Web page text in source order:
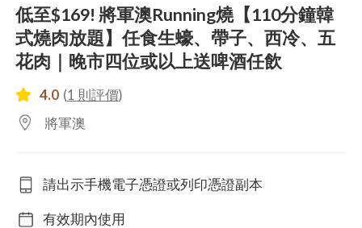
低至$169! 將軍澳Running燒【110分鐘韓
式燒肉放題】任食生蠔、帶子、西冷、五
花肉｜晚市四位或以上送啤酒任飲
4.0 (1 則評價)
將軍澳
請出示手機電子憑證或列印憑證副本
有效期內使用